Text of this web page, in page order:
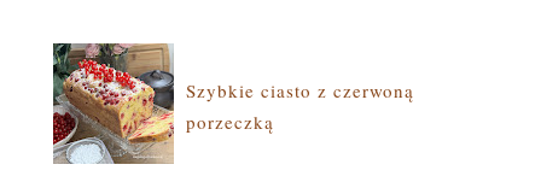
Szybkie ciasto z czerwoną
porzeczką